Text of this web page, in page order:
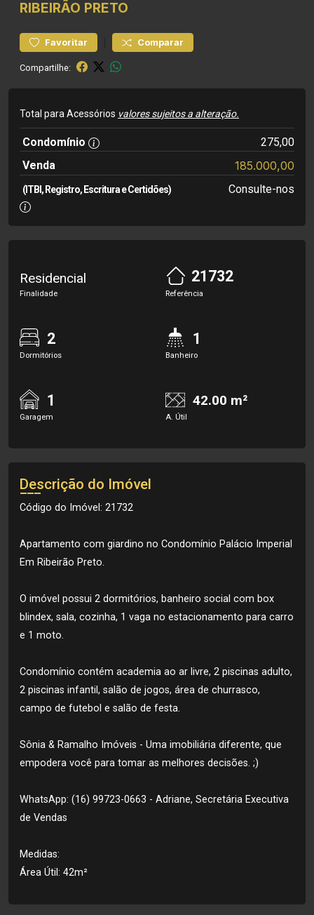
RIBEIRÃO PRETO
Favoritar Comparar
Compartilhe:
Total para Acessórios valores sujeitos a alteração.
Condomínio
275,00
Venda
185.000,00
(ITBI, Registro, Escritura e Certidões) Consulte-nos
Residencial
Finalidade
21732
Referência
2
Dormitórios
1
Banheiro
1
Garagem
42.00 m²
A. Útil
Descrição do Imóvel
Código do Imóvel: 21732
Apartamento com giardino no Condomínio Palácio Imperial
Em Ribeirão Preto.
O imóvel possui 2 dormitórios, banheiro social com box
blindex, sala, cozinha, 1 vaga no estacionamento para carro
e 1 moto.
Condomínio contém academia ao ar livre, 2 piscinas adulto,
2 piscinas infantil, salão de jogos, área de churrasco,
campo de futebol e salão de festa.
Sônia & Ramalho Imóveis - Uma imobiliária diferente, que
empodera você para tomar as melhores decisões. ;)
WhatsApp: (16) 99723-0663 - Adriane, Secretária Executiva
de Vendas
Medidas:
Área Útil: 42m²